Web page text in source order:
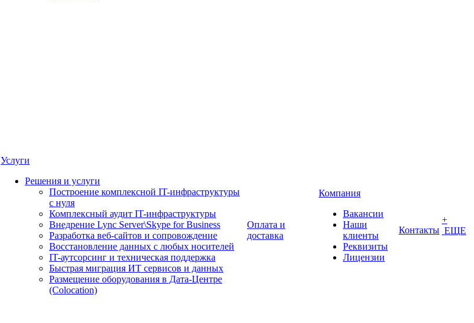
Услуги
Решения и услуги
Построение комплексной IT-инфраструктуры
с нуля
Комплексный аудит IT-инфраструктуры
Внедрение Lync Server\Skype for Business
Разработка веб-сайтов и сопровождение
Восстановление данных с любых носителей
IT-аутсорсинг и техническая поддержка
Быстрая миграция ИТ сервисов и данных
Размещение оборудования в Дата-Центре
(Colocation)
Оплата и
доставка
Компания
Вакансии
Наши
клиенты
Реквизиты
Лицензии
Контакты
+
ЕЩЕ